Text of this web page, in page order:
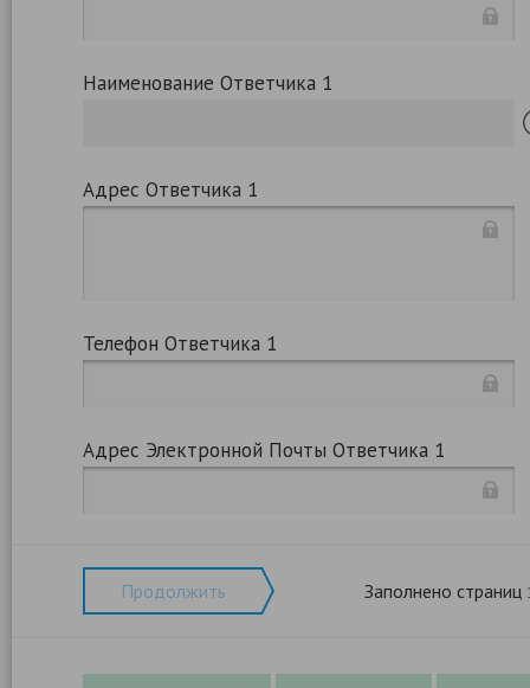
Наименование Ответчика 1
Адрес Ответчика 1
Телефон Ответчика 1
Адрес Электронной Почты Ответчика 1
Продолжить Заполнено страниц